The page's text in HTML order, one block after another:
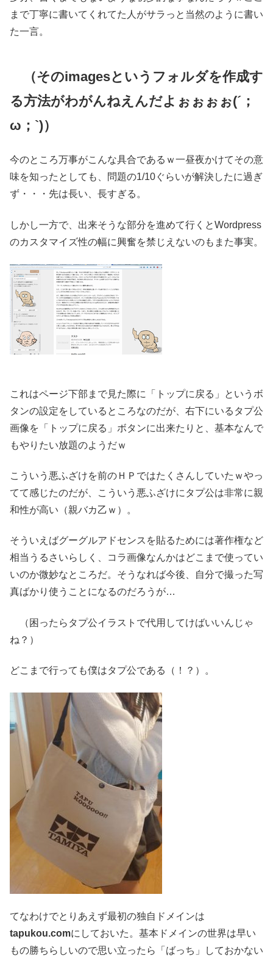
まで丁寧に書いてくれてた人がサラっと当然のように書い
た一言。
（そのimagesというフォルダを作成す
る方法がわがんねえんだよぉぉぉぉ(´；
ω；`)）
今のところ万事がこんな具合であるｗ一昼夜かけてその意
味を知ったとしても、問題の1/10ぐらいが解決したに過ぎ
ず・・・先は長い、長すぎる。
しかし一方で、出来そうな部分を進めて行くとWordpress
のカスタマイズ性の幅に興奮を禁じえないのもまた事実。
これはページ下部まで見た際に「トップに戻る」というボ
タンの設定をしているところなのだが、右下にいるタプ公
画像を「トップに戻る」ボタンに出来たりと、基本なんで
もやりたい放題のようだｗ
こういう悪ふざけを前のＨＰではたくさんしていたｗやっ
てて感じたのだが、こういう悪ふざけにタプ公は非常に親
和性が高い（親バカ乙ｗ）。
そういえばグーグルアドセンスを貼るためには著作権など
相当うるさいらしく、コラ画像なんかはどこまで使ってい
いのか微妙なところだ。そうなれば今後、自分で撮った写
真ばかり使うことになるのだろうが…
（困ったらタプ公イラストで代用してけばいいんじゃ
ね？）
どこまで行っても僕はタプ公である（！？）。
てなわけでとりあえず最初の独自ドメインは
tapukou.comにしておいた。基本ドメインの世界は早い
もの勝ちらしいので思い立ったら「ばっち」しておかない